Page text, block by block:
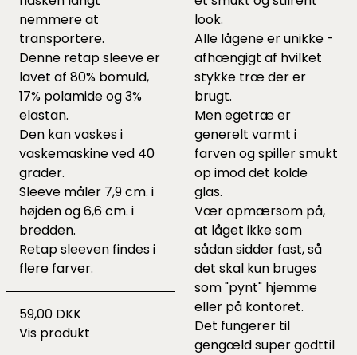
nemmere at
transportere.
Denne retap sleeve er
lavet af 80% bomuld,
17% polamide og 3%
elastan.
Den kan vaskes i
vaskemaskine ved 40
grader.
Sleeve måler 7,9 cm. i
højden og 6,6 cm. i
bredden.
Retap sleeven findes i
flere farver.
59,00 DKK
Vis produkt
look.
Alle lågene er unikke -
afhængigt af hvilket
stykke træ der er
brugt.
Men egetræ er
generelt varmt i
farven og spiller smukt
op imod det kolde
glas.
Vær opmærsom på,
at låget ikke som
sådan sidder fast, så
det skal kun bruges
som "pynt" hjemme
eller på kontoret.
Det fungerer til
gengæld super godttil